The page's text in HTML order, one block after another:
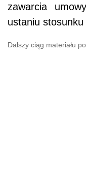
zawarcia
ustaniu stosunku
Dalszy ciąg materiału